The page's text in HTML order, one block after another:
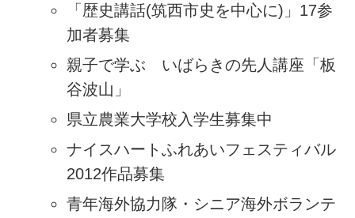
「歴史講話(筑西市史を中心に)」17参
加者募集
親子で学ぶ いばらきの先人講座「板
谷波山」
県立農業大学校入学生募集中
ナイスハートふれあいフェスティバル
2012作品募集
青年海外協力隊・シニア海外ボランテ